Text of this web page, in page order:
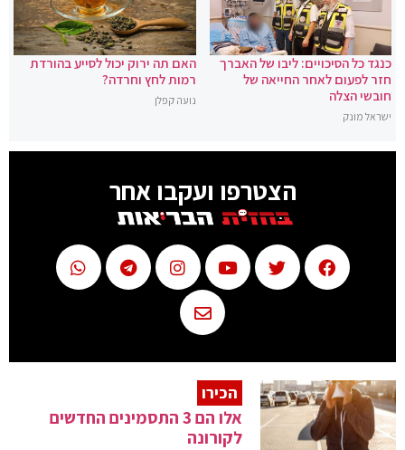
כנגד כל הסיכויים: ליבו של האברך
חזר לפעום לאחר החייאה של
חובשי הצלה
ישראל מונק
האם תה ירוק יכול לסייע בהורדת
רמות לחץ וחרדה?
נועה קפלן
הצטרפו ועקבו אחר
הכירו
אלו הם 3 התסמינים החדשים
לקורונה